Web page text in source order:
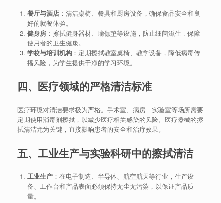
餐厅与酒店：清洁桌椅、餐具和厨房设备，确保食品安全和良
好的就餐体验。
健身房：擦拭健身器材、瑜伽垫等设施，防止细菌滋生，保障
使用者的卫生健康。
学校与培训机构：定期擦拭教室桌椅、教学设备，降低病毒传
播风险，为学生提供干净的学习环境。
四、医疗领域的严格清洁标准
医疗环境对清洁要求极为严格。手术室、病房、实验室等场所需要
定期使用消毒剂擦拭，以减少医疗相关感染的风险。医疗器械的擦
拭清洁尤为关键，直接影响患者的安全和治疗效果。
五、工业生产与实验科研中的擦拭清洁
工业生产：在电子制造、半导体、航空航天等行业，生产设
备、工作台和产品表面必须保持无尘无污染，以保证产品质
量。